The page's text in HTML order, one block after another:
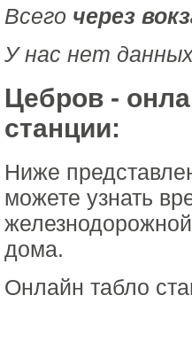
Всего через
У нас нет
Цебров -
станции:
Ниже
можете узнать
дома.
Онлайн табло